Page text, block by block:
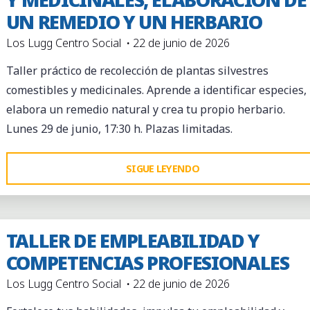
NUESTRA
COMUNIDAD"
UN REMEDIO Y UN HERBARIO
Los Lugg Centro Social
22 de junio de 2026
Taller práctico de recolección de plantas silvestres
comestibles y medicinales. Aprende a identificar especies,
elabora un remedio natural y crea tu propio herbario.
Lunes 29 de junio, 17:30 h. Plazas limitadas.
SIGUE LEYENDO
PRÁCTICO:
PLANTAS
SILVESTRES
COMESTIBLES
TALLER DE EMPLEABILIDAD Y
COMPETENCIAS PROFESIONALES
Los Lugg Centro Social
22 de junio de 2026